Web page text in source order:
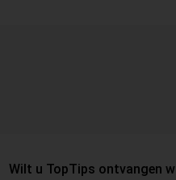
Wilt u TopTips ontvangen